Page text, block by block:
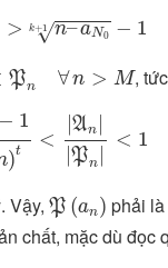
> k+1
√n–aN0 − 1
m0 > n –aN0k+ −1
Pn ∀n > M
Pn∀ >M ,
− 1
)t <
|An
|Pn
< 1
1( log2 n
Vậy, P (an)
P( an
phải
chất, mặc dù